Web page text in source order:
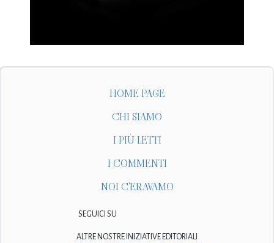
HOME PAGE
CHI SIAMO
I PIÙ LETTI
I COMMENTI
NOI C'ERAVAMO
SEGUICI SU
ALTRE NOSTRE INIZIATIVE EDITORIALI